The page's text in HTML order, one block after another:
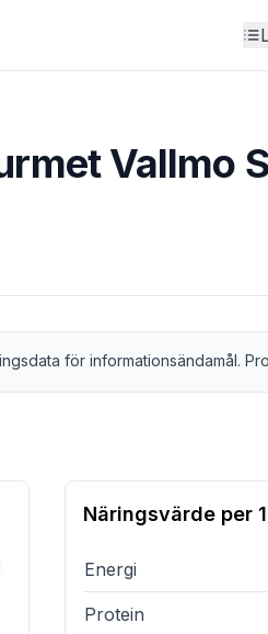
Vallmo
för informationsändamål.
Näringsvärde per
Energi
Protein